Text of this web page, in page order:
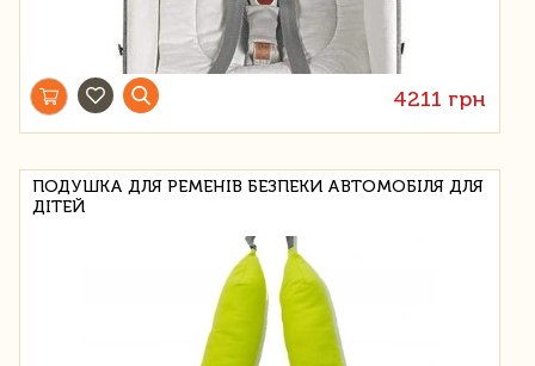
4211 грн
ПОДУШКА ДЛЯ РЕМЕНІВ БЕЗПЕКИ АВТОМОБІЛЯ ДЛЯ
ДІТЕЙ